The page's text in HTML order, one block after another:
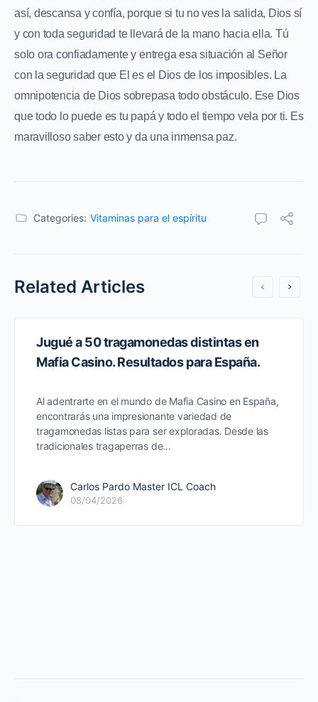
así, descansa y confía, porque si tu no ves la salida, Dios sí
y con toda seguridad te llevará de la mano hacia ella. Tú
solo ora confiadamente y entrega esa situación al Señor
con la seguridad que El es el Dios de los imposibles. La
omnipotencia de Dios sobrepasa todo obstáculo. Ese Dios
que todo lo puede es tu papá y todo el tiempo vela por ti. Es
maravilloso saber esto y da una inmensa paz.
Categories: Vitaminas para el espíritu
Related Articles
Jugué a 50 tragamonedas distintas en
Mafia Casino. Resultados para España.
Al adentrarte en el mundo de Mafia Casino en España,
encontrarás una impresionante variedad de
tragamonedas listas para ser exploradas. Desde las
tradicionales tragaperras de…
Carlos Pardo Master ICL Coach
08/04/2026